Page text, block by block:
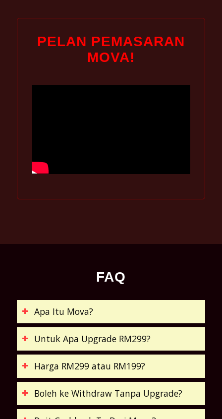
PELAN PEMASARAN
MOVA!
FAQ
Apa Itu Mova?
Untuk Apa Upgrade RM299?
Harga RM299 atau RM199?
Boleh ke Withdraw Tanpa Upgrade?